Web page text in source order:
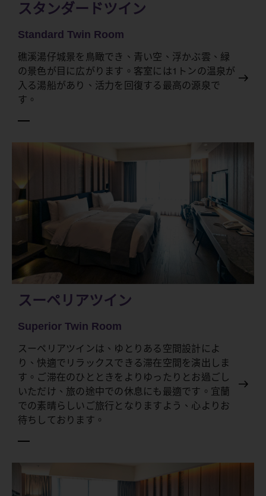
スタンダードツイン
Standard Twin Room
礁溪湯仔城景を鳥瞰でき、青い空、浮かぶ雲、緑
の景色が目に広がります。客室には1トンの温泉が
入る湯船があり、活力を回復する最高の源泉で
す。
スーペリアツイン
Superior Twin Room
スーペリアツインは、ゆとりある空間設計によ
り、快適でリラックスできる滞在空間を演出しま
す。ご滞在のひとときをよりゆったりとお過ごし
いただけ、旅の途中での休息にも最適です。宜蘭
での素晴らしいご旅行となりますよう、心よりお
待ちしております。